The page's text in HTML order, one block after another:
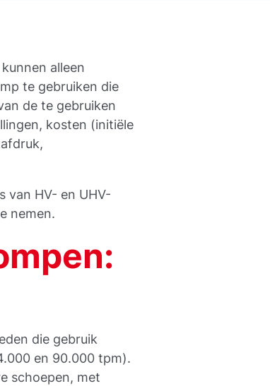
alleen
te gebruiken die
de te gebruiken
kosten (initiële
van HV- en UHV-
nemen.
die gebruik
en 90.000 tpm).
schoepen, met